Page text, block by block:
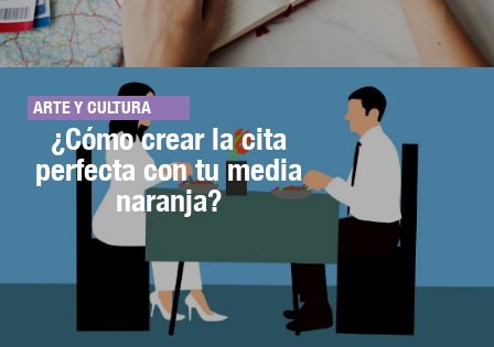
ARTE Y CULTURA
¿Cómo crear la cita
perfecta con tu media
naranja?